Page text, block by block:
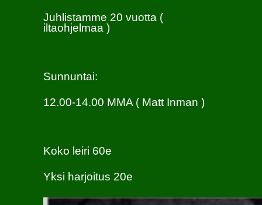
Juhlistamme 20 vuotta (
iltaohjelmaa )
Sunnuntai:
12.00-14.00 MMA ( Matt Inman )
Koko leiri 60e
Yksi harjoitus 20e